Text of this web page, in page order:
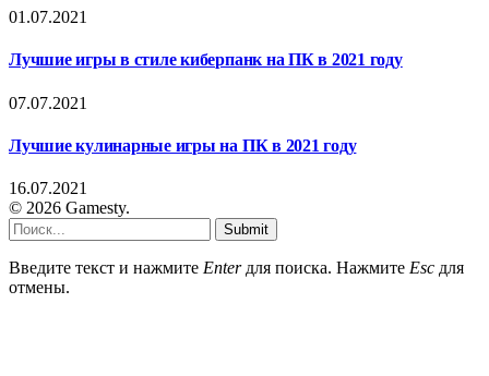
01.07.2021
Лучшие игры в стиле киберпанк на ПК в 2021 году
07.07.2021
Лучшие кулинарные игры на ПК в 2021 году
16.07.2021
© 2026 Gamesty.
Submit
Введите текст и нажмите Enterдля поиска. Нажмите Esc для
отмены.